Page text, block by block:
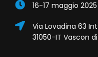
16-17 maggio 2025
Via Lovadina 63
31050-IT Vascon